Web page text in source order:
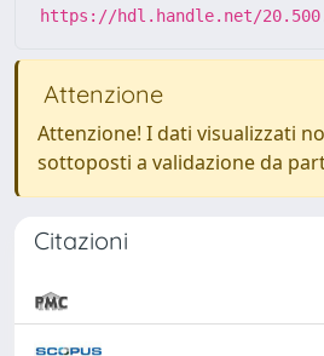
https://hdl.handle.net/
Attenzione
Attenzione! I dati visualizzati
sottoposti a validazione da
Citazioni